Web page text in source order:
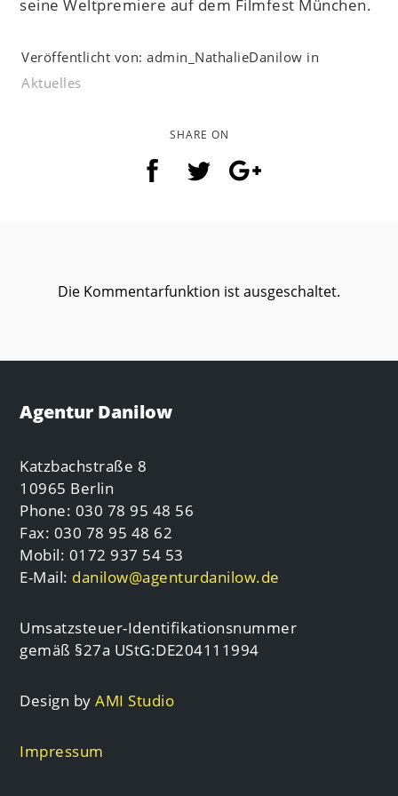
seine Weltpremiere auf dem Filmfest München.
Veröffentlicht von: admin_NathalieDanilow in
Aktuelles
SHARE ON
Die Kommentarfunktion ist ausgeschaltet.
Agentur Danilow
Katzbachstraße 8
10965 Berlin
Phone: 030 78 95 48 56
Fax: 030 78 95 48 62
Mobil: 0172 937 54 53
E-Mail: danilow@agenturdanilow.de
Umsatzsteuer-Identifikationsnummer
gemäß §27a UStG:DE204111994
Design byAMI Studio
Impressum